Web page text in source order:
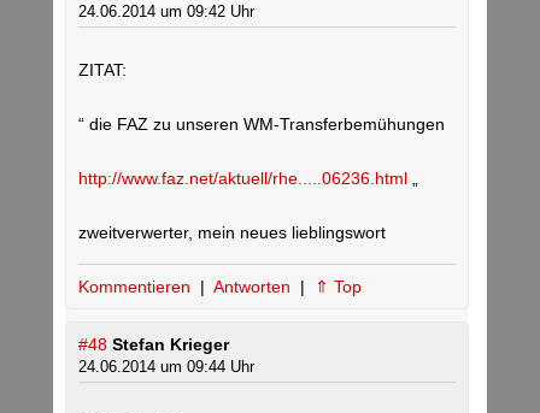
24.06.2014 um 09:42 Uhr
ZITAT:
“ die FAZ zu unseren WM-Transferbemühungen
http://www.faz.net/aktuell/rhe.....06236.html
zweitverwerter, mein neues lieblingswort
Kommentieren | Antworten | ⇑ Top
#48 Stefan Krieger
24.06.2014 um 09:44 Uhr